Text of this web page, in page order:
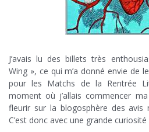
J’avais lu des billets très
Wing », ce qui m’a donné envie de
pour les Matchs de la Rentrée
moment où j’allais commencer
fleurir sur la blogosphère des
C’est donc avec une grande